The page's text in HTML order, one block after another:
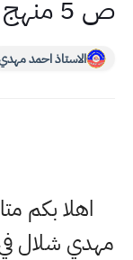
احمد مهدي منذ 6 سنة
بكم متابعي
شلال في هذا